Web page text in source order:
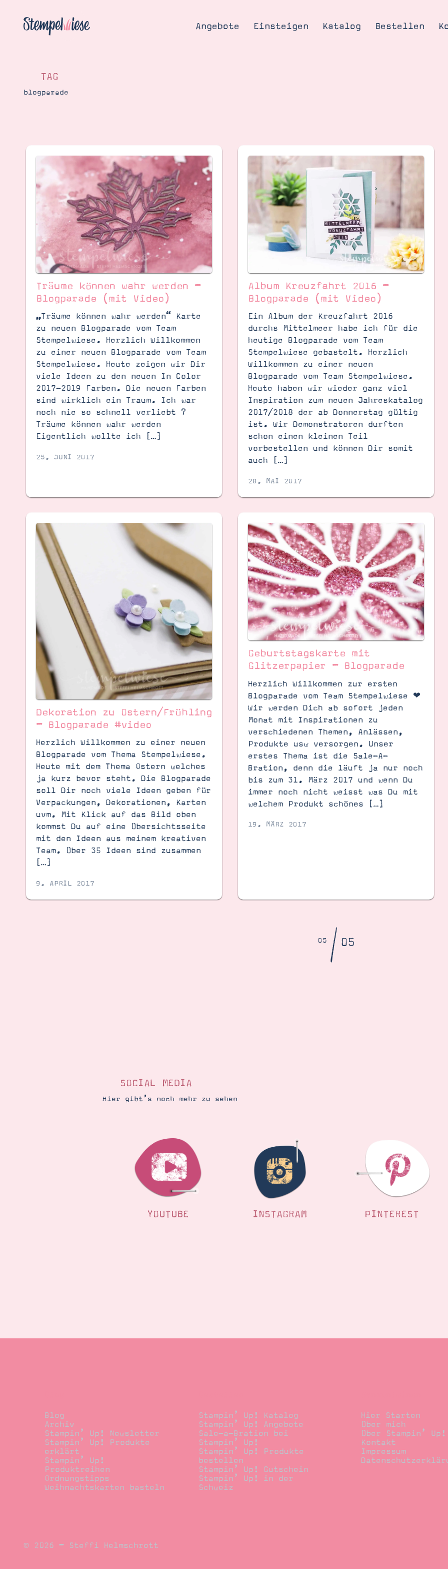
Angebote Einsteigen Katalog Bestellen
Katalog
Bestellen
Kontakt
Blog
Gutscheine
Produkte erklärt
Über mich
Über Stampin’ Up!
Impressum Datenschutz
SUCHE
TAG
blogparade
Träume können wahr werden –
Blogparade (mit Video)
„Träume können wahr werden“ Karte
zu neuen Blogparade vom Team
Stempelwiese. Herzlich Willkommen
zu einer neuen Blogparade vom Team
Stempelwiese. Heute zeigen wir Dir
viele Ideen zu den neuen In Color
2017-2019 Farben. Die neuen Farben
sind wirklich ein Traum. Ich war
noch nie so schnell verliebt ?
Träume können wahr werden
Eigentlich wollte ich […]
25. JUNI 2017
Album Kreuzfahrt 2016 –
Blogparade (mit Video)
Ein Album der Kreuzfahrt 2016
durchs Mittelmeer habe ich für die
heutige Blogparade vom Team
Stempelwiese gebastelt. Herzlich
Willkommen zu einer neuen
Blogparade vom Team Stempelwiese.
Heute haben wir wieder ganz viel
Inspiration zum neuen Jahreskatalog
2017/2018 der ab Donnerstag gültig
ist. Wir Demonstratoren durften
schon einen kleinen Teil
vorbestellen und können Dir somit
auch […]
28. MAI 2017
Dekoration zu Ostern/Frühling
– Blogparade #video
Herzlich Willkommen zu einer neuen
Blogparade vom Thema Stempelwiese.
Heute mit dem Thema Ostern welches
ja kurz bevor steht. Die Blogparade
soll Dir noch viele Ideen geben für
Verpackungen, Dekorationen, Karten
uvm. Mit Klick auf das Bild oben
kommst Du auf eine Übersichtsseite
mit den Ideen aus meinem kreativen
Team. Über 35 Ideen sind zusammen
[…]
9. APRIL 2017
Geburtstagskarte mit
Glitzerpapier – Blogparade
Herzlich Willkommen zur ersten
Blogparade vom Team Stempelwiese ❤︎
Wir werden Dich ab sofort jeden
Monat mit Inspirationen zu
verschiedenen Themen, Anlässen,
Produkte usw versorgen. Unser
erstes Thema ist die Sale-A-
Bration, denn die läuft ja nur noch
bis zum 31. März 2017 und wenn Du
immer noch nicht weisst was Du mit
welchem Produkt schönes […]
19. MÄRZ 2017
05/05
SOCIAL MEDIA
Hier gibt’s noch mehr zu sehen
YOUTUBE INSTAGRAM PINTEREST
Blog
Archiv
Stampin’ Up! Newsletter
Stampin’ Up! Produkte
erklärt
Stampin’ Up!
Produktreihen
Ordnungstipps
Weihnachtskarten basteln
Stampin’ Up! Katalog
Stampin’ Up! Angebote
Sale-a-Bration bei
Stampin’ Up!
Stampin’ Up! Produkte
bestellen
Stampin’ Up! Gutschein
Stampin’ Up! in der
Schweiz
Hier Starten
Über mich
Über Stampin’ Up!
Kontakt
Impressum
© 2026 – Steffi Helmschrott